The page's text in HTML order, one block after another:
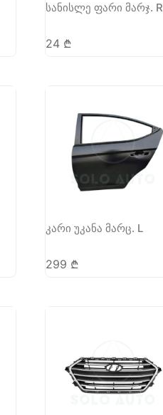
სანისლე ფარი მარჯ. R
24 ₾
კარი უკანა მარც. L
299 ₾